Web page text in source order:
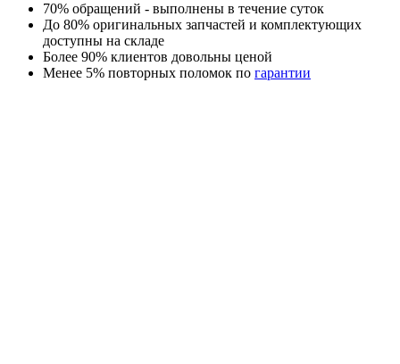
70% обращений - выполнены в течение суток
До 80% оригинальных запчастей и комплектующих
доступны на складе
Более 90% клиентов довольны ценой
Менее 5% повторных поломок по гарантии